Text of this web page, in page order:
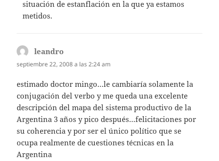
situación de estanflación en la que ya estamos
metidos.
leandro
septiembre 22, 2008 a las 2:24 am
estimado doctor mingo…le cambiaría solamente la
conjugación del verbo y me queda una excelente
descripción del mapa del sistema productivo de la
Argentina 3 años y pico después…felicitaciones por
su coherencia y por ser el único político que se
ocupa realmente de cuestiones técnicas en la
Argentina